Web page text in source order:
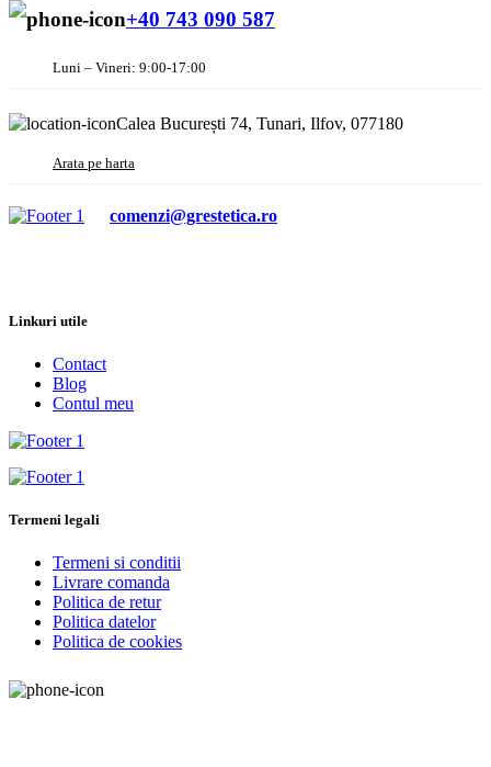
+40 743 090 587
Luni – Vineri: 9:00-17:00
Calea București 74, Tunari, Ilfov, 077180
Arata pe harta
comenzi@grestetica.ro
Linkuri utile
Contact
Blog
Contul meu
Termeni legali
Termeni si conditii
Livrare comanda
Politica de retur
Politica datelor
Politica de cookies